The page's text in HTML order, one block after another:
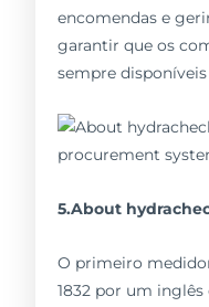
encomendas e
garantir que os
sempre
5.About
O primeiro
1832 por um